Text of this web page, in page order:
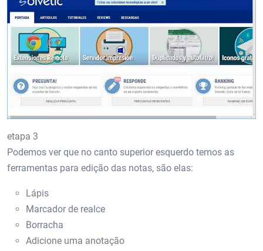
etapa 3
Podemos ver que no canto superior esquerdo temos as
ferramentas para edição das notas, são elas:
Lápis
Marcador de realce
Borracha
Adicione uma anotação